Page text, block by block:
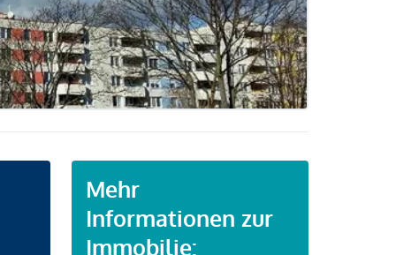
Mehr
Informationen zur
Immobilie: